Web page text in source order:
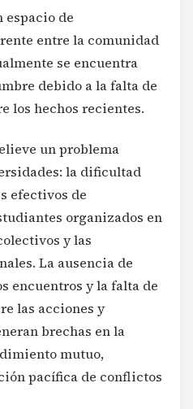
espacio de
entre la comunidad
se encuentra
debido a la falta de
los hechos recientes.
un problema
la dificultad
efectivos de
organizados en
y las
La ausencia de
encuentros y la falta de
las acciones y
brechas en la
mutuo,
pacífica de conflictos